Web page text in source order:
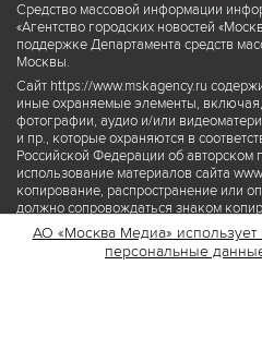
Средство массовой информации
«Агентство городских новостей
поддержке Департамента средств
Москвы.
Сайт https://www.mskagency.ru
иные охраняемые элементы,
фотографии, аудио и/или
и пр., которые охраняются в
Российской Федерации об
использование материалов сайта
копирование, распространение или
должно сопровождаться знаком
правообладателя © АО «Москва
www.mskagency.ru как на
материалов сайта www.mskagency.ru
АО «Москва Медиа»
персональные